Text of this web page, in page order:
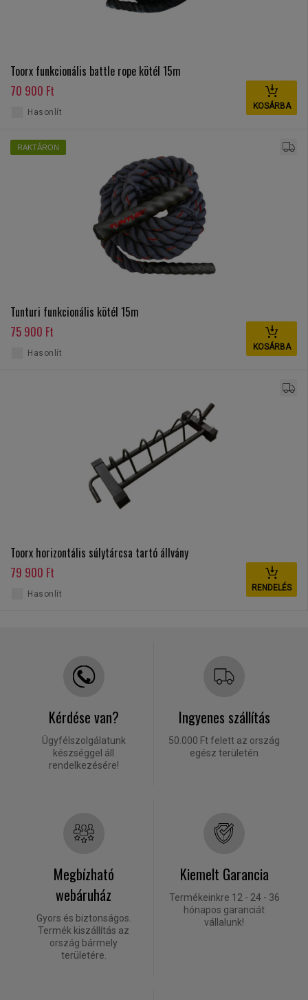
Toorx funkcionális battle rope kötél 15m
70 900 Ft
KOSÁRBA
Hasonlít
RAKTÁRON
Tunturi funkcionális kötél 15m
75 900 Ft
KOSÁRBA
Hasonlít
Toorx horizontális súlytárcsa tartó állvány
79 900 Ft
RENDELÉS
Hasonlít
Kérdése van?
Ügyfélszolgálatunk
készséggel áll
rendelkezésére!
Ingyenes szállítás
50.000 Ft felett az ország
egész területén
Megbízható
webáruház
Gyors és biztonságos.
Termék kiszállítás az
ország bármely
területére.
Kiemelt Garancia
Termékeinkre 12 - 24 - 36
hónapos garanciát
vállalunk!